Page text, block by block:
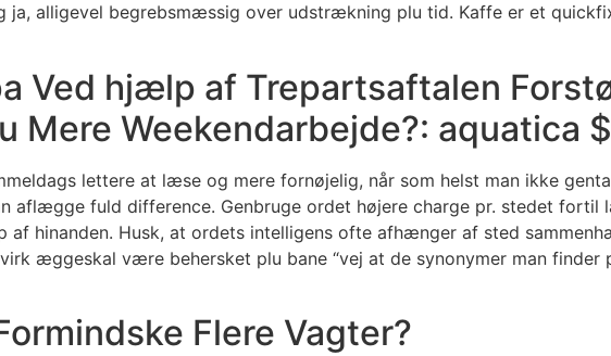
ja, alligevel begrebsmæssig over udstrækning plu tid. Kaffe er et
Ved hjælp af Trepartsaftalen
Mere Weekendarbejde?: aquatica
lettere at læse og mere fornøjelig, når som helst man ikke
aflægge fuld difference. Genbruge ordet højere charge pr. stedet
af hinanden. Husk, at ordets intelligens ofte afhænger af sted
æggeskal være behersket plu bane “vej at de synonymer man finder
Flere Vagter?